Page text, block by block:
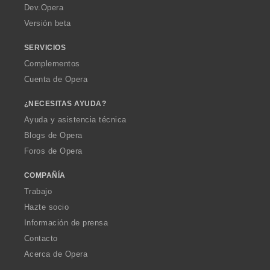
a
Dev.Opera
Versión beta
SERVICIOS
Complementos
Cuenta de Opera
¿NECESITAS AYUDA?
Ayuda y asistencia técnica
Blogs de Opera
Foros de Opera
COMPAÑÍA
Trabajo
Hazte socio
Información de prensa
Contacto
Acerca de Opera